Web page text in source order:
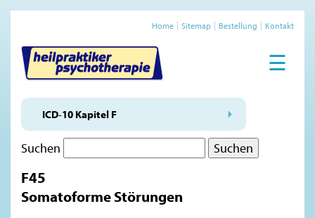
Home Sitemap Bestellung Kontakt
☰
ICD-10 Kapitel F
Suchen
F45
Somatoforme Störungen